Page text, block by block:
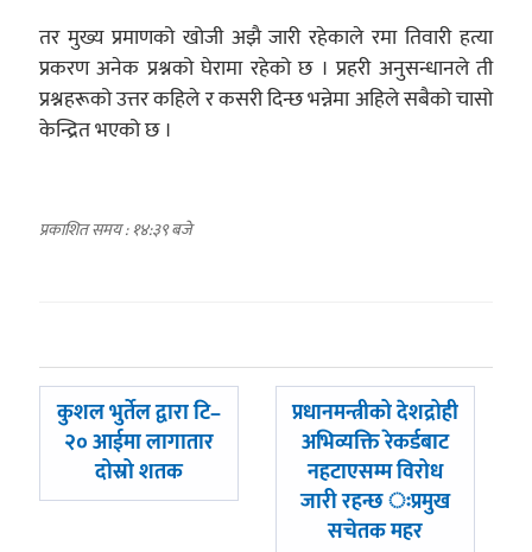
तर मुख्य प्रमाणको खोजी अझै जारी रहेकाले रमा तिवारी हत्या
प्रकरण अनेक प्रश्नको घेरामा रहेको छ । प्रहरी अनुसन्धानले ती
प्रश्नहरूको उत्तर कहिले र कसरी दिन्छ भन्नेमा अहिले सबैको चासो
केन्द्रित भएको छ ।
प्रकाशित समय : १४:३९ बजे
पछिल्लाे
कुशल भुर्तेल द्वारा टि–
२० आईमा लागातार
दोस्रो शतक
अघिल्लाे
प्रधानमन्त्रीको देशद्रोही
अभिव्यक्ति रेकर्डबाट
नहटाएसम्म विरोध
जारी रहन्छ ःप्रमुख
सचेतक महर